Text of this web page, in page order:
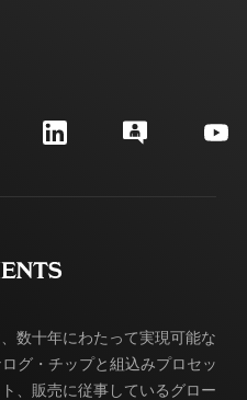
ム
ー
数十年にわたって実現可能な
グ・チップと組込みプロセッ
、販売に従事しているグロー